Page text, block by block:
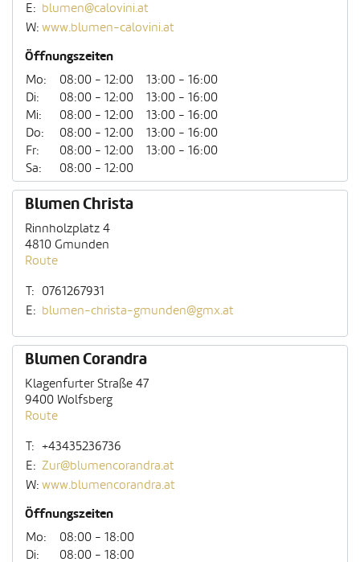
E: blumen@calovini.at
W: www.blumen-calovini.at
Öffnungszeiten
Mo: 08:00 - 12:00
13:00 - 16:00
Di:
08:00 - 12:00
13:00 - 16:00
Mi:
08:00 - 12:00
13:00 - 16:00
Do:
08:00 - 12:00
13:00 - 16:00
Fr:
08:00 - 12:00
13:00 - 16:00
Sa:
08:00 - 12:00
Blumen Christa
Rinnholzplatz 4
4810 Gmunden
Route
T:
0761267931
E: blumen-christa-gmunden@gmx.at
Blumen Corandra
Klagenfurter Straße 47
9400 Wolfsberg
Route
T: +43435236736
E: Zur@blumencorandra.at
W: www.blumencorandra.at
Öffnungszeiten
Mo:
08:00 - 18:00
Di:
08:00 - 18:00